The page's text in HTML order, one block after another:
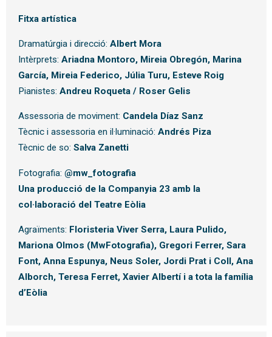
Fitxa artística
Dramatúrgia i direcció: Albert Mora
Intèrprets: Ariadna Montoro, Mireia Obregón, Marina
García, Mireia Federico, Júlia Turu, Esteve Roig
Pianistes: Andreu Roqueta / Roser Gelis
Assessoria de moviment: Candela Díaz Sanz
Tècnic i assessoria en il·luminació: Andrés Piza
Tècnic de so: Salva Zanetti
Fotografia: @mw_fotografia
Una producció de la Companyia 23 amb la
col·laboració del Teatre Eòlia
Agraïments: Floristeria Viver Serra, Laura Pulido,
Mariona Olmos (MwFotografia), Gregori Ferrer, Sara
Font, Anna Espunya, Neus Soler, Jordi Prat i Coll, Ana
Alborch, Teresa Ferret, Xavier Albertí i a tota la família
d’Eòlia